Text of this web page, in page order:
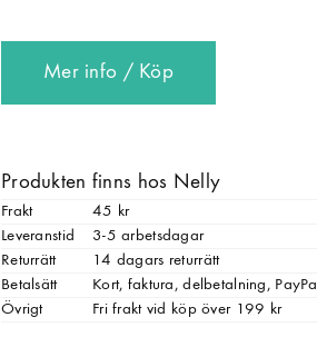
Mer info / Köp
Produkten finns hos Nelly
Frakt
45 kr
Leveranstid
3-5 arbetsdagar
Returrätt
14 dagars returrätt
Betalsätt
Kort, faktura, delbetalning, PayPal
Övrigt
Fri frakt vid köp över 199 kr